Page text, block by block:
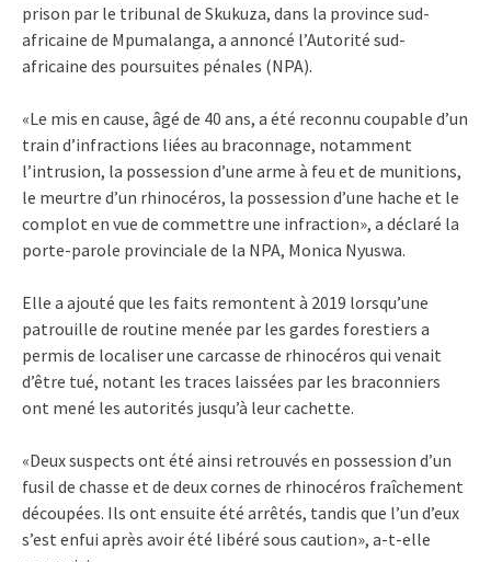
prison par le tribunal de Skukuza, dans la province sud-
africaine de Mpumalanga, a annoncé l’Autorité sud-
africaine des poursuites pénales (NPA).
«Le mis en cause, âgé de 40 ans, a été reconnu coupable d’un
train d’infractions liées au braconnage, notamment
l’intrusion, la possession d’une arme à feu et de munitions,
le meurtre d’un rhinocéros, la possession d’une hache et le
complot en vue de commettre une infraction», a déclaré la
porte-parole provinciale de la NPA, Monica Nyuswa.
Elle a ajouté que les faits remontent à 2019 lorsqu’une
patrouille de routine menée par les gardes forestiers a
permis de localiser une carcasse de rhinocéros qui venait
d’être tué, notant les traces laissées par les braconniers
ont mené les autorités jusqu’à leur cachette.
«Deux suspects ont été ainsi retrouvés en possession d’un
fusil de chasse et de deux cornes de rhinocéros fraîchement
découpées. Ils ont ensuite été arrêtés, tandis que l’un d’eux
s’est enfui après avoir été libéré sous caution», a-t-elle